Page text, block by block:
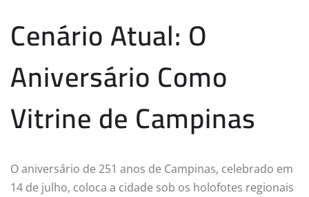
Cenário Atual: O
Aniversário Como
Vitrine de Campinas
O aniversário de 251 anos de Campinas, celebrado em
14 de julho, coloca a cidade sob os holofotes regionais